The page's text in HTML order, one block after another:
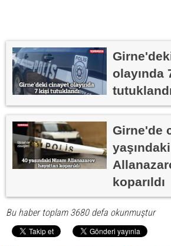
olayında
Girne'de
koparıldı
Bu haber toplam 3680 defa okunmuştur